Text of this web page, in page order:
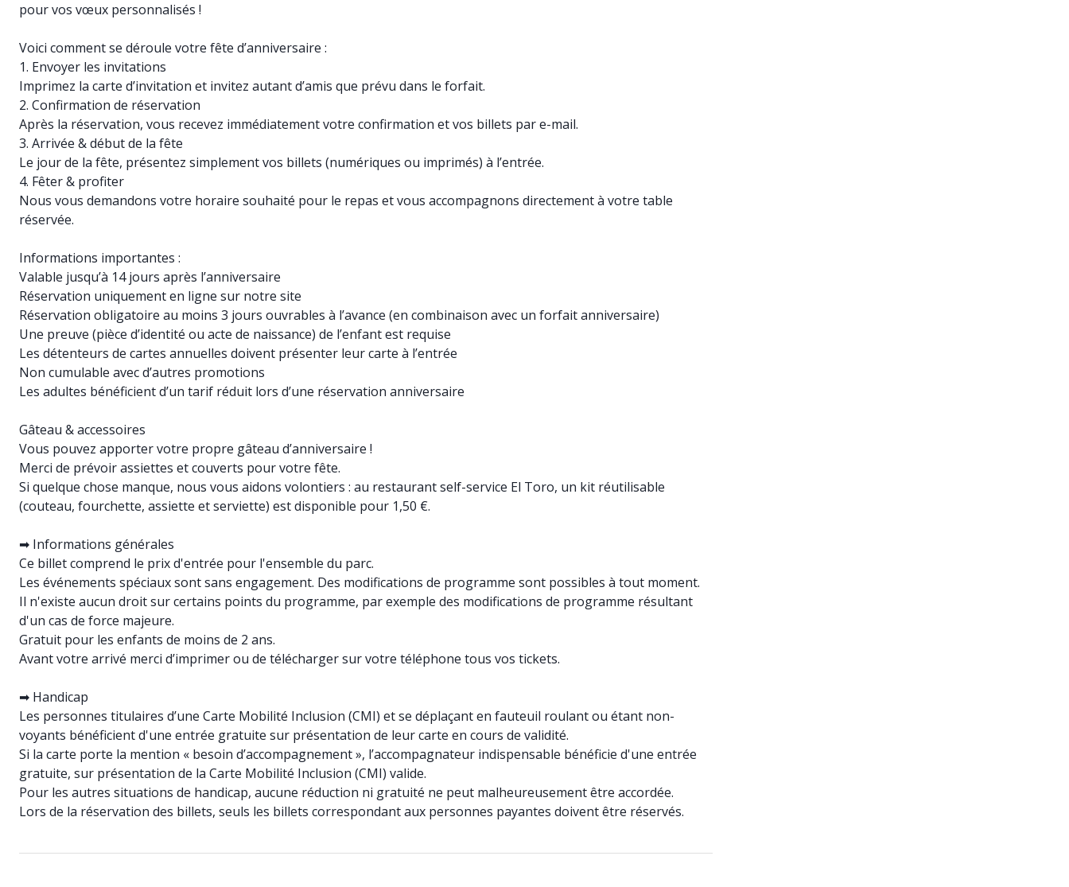
pour vos vœux personnalisés !
Voici comment se déroule votre fête d’anniversaire :
1. Envoyer les invitations
Imprimez la carte d’invitation et invitez autant d’amis que prévu dans le forfait.
2. Confirmation de réservation
Après la réservation, vous recevez immédiatement votre confirmation et vos billets par e-mail.
3. Arrivée & début de la fête
Le jour de la fête, présentez simplement vos billets (numériques ou imprimés) à l’entrée.
4. Fêter & profiter
Nous vous demandons votre horaire souhaité pour le repas et vous accompagnons directement à votre table
réservée.
Informations importantes :
Valable jusqu’à 14 jours après l’anniversaire
Réservation uniquement en ligne sur notre site
Réservation obligatoire au moins 3 jours ouvrables à l’avance (en combinaison avec un forfait anniversaire)
Une preuve (pièce d’identité ou acte de naissance) de l’enfant est requise
Les détenteurs de cartes annuelles doivent présenter leur carte à l’entrée
Non cumulable avec d’autres promotions
Les adultes bénéficient d’un tarif réduit lors d’une réservation anniversaire
Gâteau & accessoires
Vous pouvez apporter votre propre gâteau d’anniversaire !
Merci de prévoir assiettes et couverts pour votre fête.
Si quelque chose manque, nous vous aidons volontiers : au restaurant self-service El Toro, un kit réutilisable
(couteau, fourchette, assiette et serviette) est disponible pour 1,50 €.
➡ Informations générales
Ce billet comprend le prix d'entrée pour l'ensemble du parc.
Les événements spéciaux sont sans engagement. Des modifications de programme sont possibles à tout moment.
Il n'existe aucun droit sur certains points du programme, par exemple des modifications de programme résultant
d'un cas de force majeure.
Gratuit pour les enfants de moins de 2 ans.
Avant votre arrivé merci d’imprimer ou de télécharger sur votre téléphone tous vos tickets.
➡ Handicap
Les personnes titulaires d’une Carte Mobilité Inclusion (CMI) et se déplaçant en fauteuil roulant ou étant non-
voyants bénéficient d'une entrée gratuite sur présentation de leur carte en cours de validité.
Si la carte porte la mention « besoin d’accompagnement », l’accompagnateur indispensable bénéficie d'une entrée
gratuite, sur présentation de la Carte Mobilité Inclusion (CMI) valide.
Pour les autres situations de handicap, aucune réduction ni gratuité ne peut malheureusement être accordée.
Lors de la réservation des billets, seuls les billets correspondant aux personnes payantes doivent être réservés.